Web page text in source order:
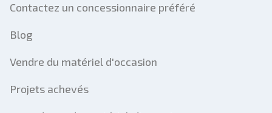
Contactez un concessionnaire préféré
Blog
Vendre du matériel d'occasion
Projets achevés